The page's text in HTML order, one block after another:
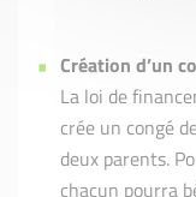
Création d’un
La loi de
crée un congé
deux parents.
chacun pourra